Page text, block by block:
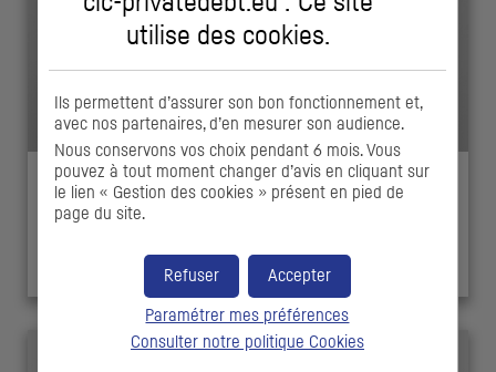
Alexandre COSSON
utilise des cookies.
Ils permettent d’assurer son bon fonctionnement et,
avec nos partenaires, d’en mesurer son audience.
Nous conservons vos choix pendant 6 mois. Vous
pouvez à tout moment changer d’avis en cliquant sur
le lien « Gestion des cookies » présent en pied de
page du site.
Accepter
Refuser
Paramétrer mes préférences
Consulter notre politique Cookies